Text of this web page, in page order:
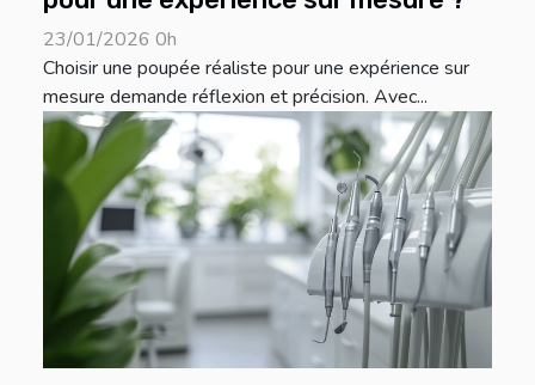
23/01/2026 0h
Choisir une poupée réaliste pour une expérience sur
mesure demande réflexion et précision. Avec...